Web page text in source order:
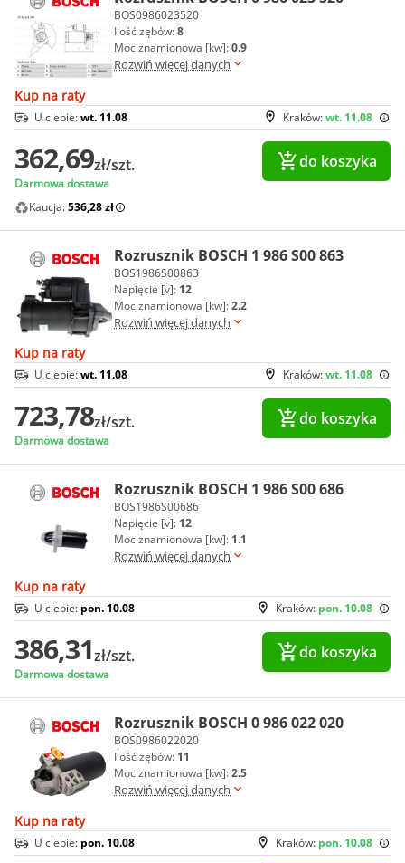
BOS0986023520
Ilość zębów:8
Moc znamionowa [kw]:0.9
Rozwiń więcej danych
Kup na raty
Kraków:wt. 11.08
U ciebie:wt. 11.08
362,69zł/szt.
Darmowa dostawa
do koszyka
Kaucja:536,28 zł
Rozrusznik BOSCH 1 986 S00 863
BOS1986S00863
Napięcie [v]: 12
Moc znamionowa [kw]:2.2
Rozwiń więcej danych
Kup na raty
Kraków:wt. 11.08
U ciebie:wt. 11.08
723,78zł/szt.
Darmowa dostawa
do koszyka
Rozrusznik BOSCH 1 986 S00 686
BOS1986S00686
Napięcie [v]: 12
Moc znamionowa [kw]: 1.1
Rozwiń więcej danych
Kup na raty
Kraków: pon. 10.08
U ciebie: pon. 10.08
386,31zł/szt.
Darmowa dostawa
do koszyka
Rozrusznik BOSCH 0 986 022 020
BOS0986022020
Ilość zębów: 11
Moc znamionowa [kw]:2.5
Rozwiń więcej danych
Kup na raty
Kraków: pon. 10.08
U ciebie: pon. 10.08